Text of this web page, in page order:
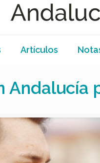
Artículos
Andalucía